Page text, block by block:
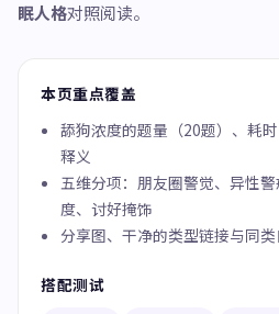
眠人格对照阅读。
本页重点覆盖
舔狗浓度的题量（20题）、耗
释义
五维分项：朋友圈警觉、异性
度、讨好掩饰
分享图、干净的类型链接与同
搭配测试